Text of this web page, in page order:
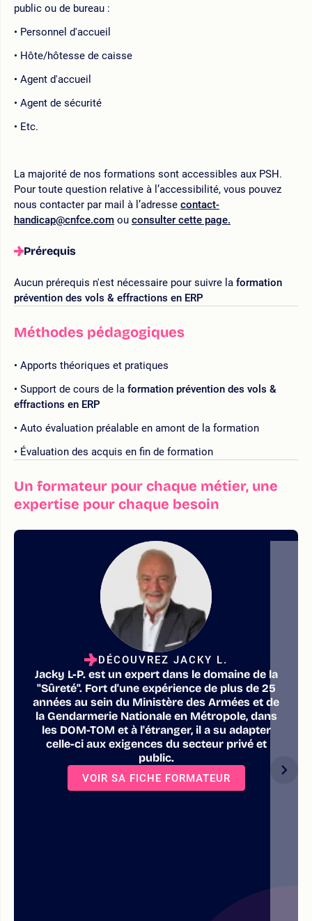
public ou de bureau :
Personnel d'accueil
Hôte/hôtesse de caisse
Agent d'accueil
Agent de sécurité
Etc.
La majorité de nos formations sont accessibles aux PSH.
Pour toute question relative à l’accessibilité, vous pouvez
nous contacter par mail à l’adresse contact-
handicap@cnfce.com ou consulter cette page.
Prérequis
Aucun prérequis n'est nécessaire pour suivre la formation
prévention des vols & effractions en ERP
Méthodes pédagogiques
Apports théoriques et pratiques
Support de cours de la formation prévention des vols &
effractions en ERP
Auto évaluation préalable en amont de la formation
Évaluation des acquis en fin de formation
Un formateur pour chaque métier, une
expertise pour chaque besoin
DÉCOUVREZ JACKY L.
Jacky L-P. est un expert dans le domaine de la
"Sûreté". Fort d'une expérience de plus de 25
années au sein du Ministère des Armées et de
la Gendarmerie Nationale en Métropole, dans
les DOM-TOM et à l'étranger, il a su adapter
celle-ci aux exigences du secteur privé et
public.
VOIR SA FICHE FORMATEUR